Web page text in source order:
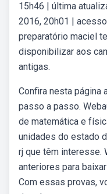
15h46 | última
2016, 20h01 |
preparatório maciel
disponibilizar aos
antigas.
Confira nesta página
passo a passo.
de matemática e
unidades do estado
rj que têm interesse.
anteriores para
Com essas provas,